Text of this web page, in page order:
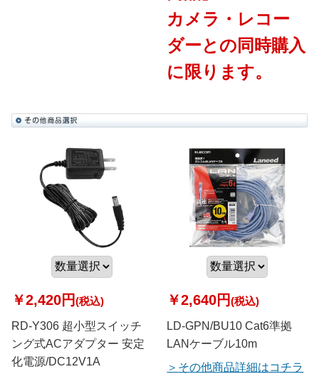
カメラ・レコー
ダーとの同時購入
に限ります。
￥2,420円(税込)
RD-Y306 超小型スイッチ
ング式ACアダプター 安定
化電源/DC12V1A
￥2,640円(税込)
LD-GPN/BU10 Cat6準拠
LANケーブル10m
その他商品詳細はコチラ